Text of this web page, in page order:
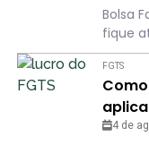
Bolsa
fique
FGTS
4 de